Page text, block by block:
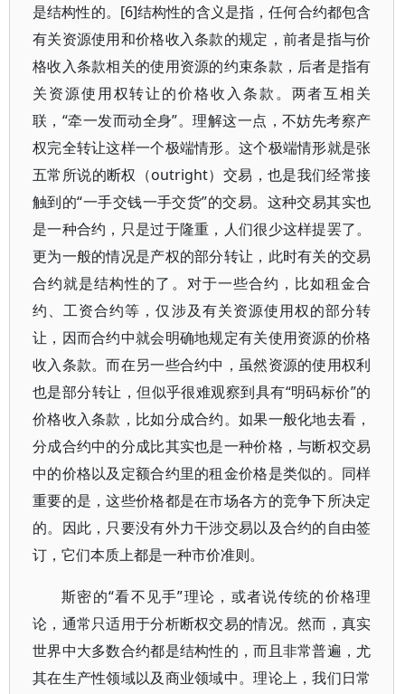
是结构性的。[6]结构性的含义是指，任何合约都包含
有关资源使用和价格收入条款的规定，前者是指与价
格收入条款相关的使用资源的约束条款，后者是指有
关资源使用权转让的价格收入条款。两者互相关
联，“牵一发而动全身”。理解这一点，不妨先考察产
权完全转让这样一个极端情形。这个极端情形就是张
五常所说的断权（outright）交易，也是我们经常接
触到的“一手交钱一手交货”的交易。这种交易其实也
是一种合约，只是过于隆重，人们很少这样提罢了。
更为一般的情况是产权的部分转让，此时有关的交易
合约就是结构性的了。对于一些合约，比如租金合
约、工资合约等，仅涉及有关资源使用权的部分转
让，因而合约中就会明确地规定有关使用资源的价格
收入条款。而在另一些合约中，虽然资源的使用权利
也是部分转让，但似乎很难观察到具有“明码标价”的
价格收入条款，比如分成合约。如果一般化地去看，
分成合约中的分成比其实也是一种价格，与断权交易
中的价格以及定额合约里的租金价格是类似的。同样
重要的是，这些价格都是在市场各方的竞争下所决定
的。因此，只要没有外力干涉交易以及合约的自由签
订，它们本质上都是一种市价准则。
斯密的“看不见手”理论，或者说传统的价格理
论，通常只适用于分析断权交易的情况。然而，真实
世界中大多数合约都是结构性的，而且非常普遍，尤
其在生产性领域以及商业领域中。理论上，我们日常